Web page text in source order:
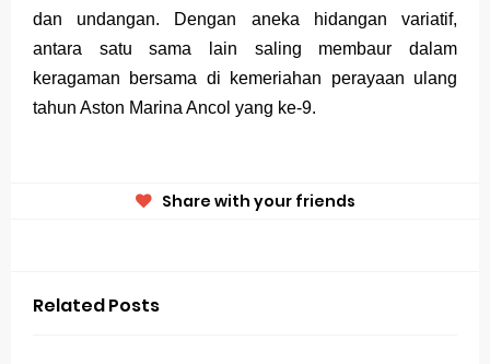
dan undangan. Dengan aneka hidangan variatif,
antara satu sama lain saling membaur dalam
keragaman bersama di kemeriahan perayaan ulang
tahun Aston Marina Ancol yang ke-9.
Share with your friends
Related Posts